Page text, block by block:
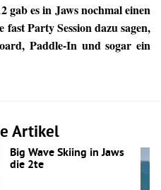
gab es in Jaws nochmal einen
Party Session dazu sagen,
Paddle-In und sogar ein
Artikel
Big Wave Skiing in Jaws
die 2te